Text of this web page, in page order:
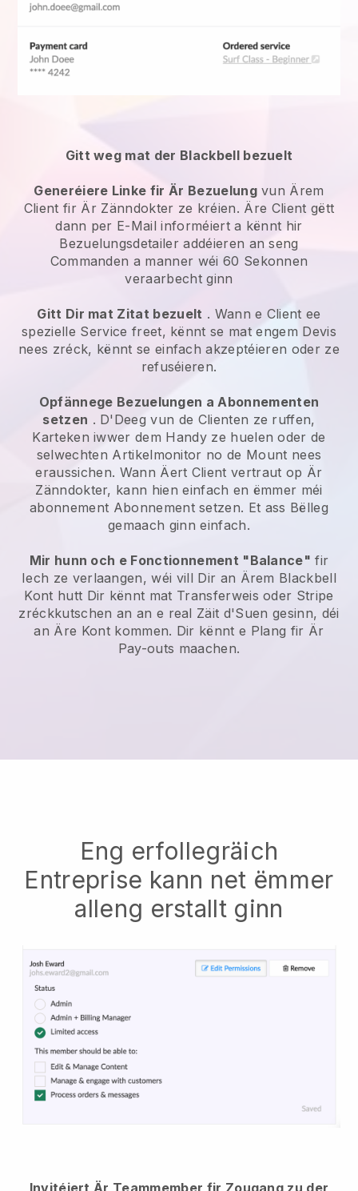
Gitt weg mat der Blackbell bezuelt
Generéiere Linke fir Är Bezuelungvun Ärem
Client fir Är Zänndokter ze kréien. Äre Client gëtt
dann per E-Mail informéiert a kënnt hir
Bezuelungsdetailer addéieren an seng
Commanden a manner wéi 60 Sekonnen
veraarbecht ginn
Gitt Dir mat Zitat bezuelt . Wann e Client ee
spezielle Service freet, kënnt se mat engem Devis
nees zréck, kënnt se einfach akzeptéieren oder ze
refuséieren.
Opfännege Bezuelungen a Abonnementen
setzen . D'Deeg vun de Clienten ze ruffen,
Karteken iwwer dem Handy ze huelen oder de
selwechten Artikelmonitor no de Mount nees
eraussichen. Wann Äert Client vertraut op Är
Zänndokter, kann hien einfach en ëmmer méi
abonnement Abonnement setzen. Et ass Bëlleg
gemaach ginn einfach.
Mir hunn och e Fonctionnement "Balance" fir
Iech ze verlaangen, wéi vill Dir an Ärem Blackbell
Kont hutt Dir kënnt mat Transferweis oder Stripe
zréckkutschen an an e real Zäit d'Suen gesinn, déi
an Äre Kont kommen. Dir kënnt e Plang fir Är
Pay-outs maachen.
Eng erfollegräich
Entreprise kann net ëmmer
alleng erstallt ginn